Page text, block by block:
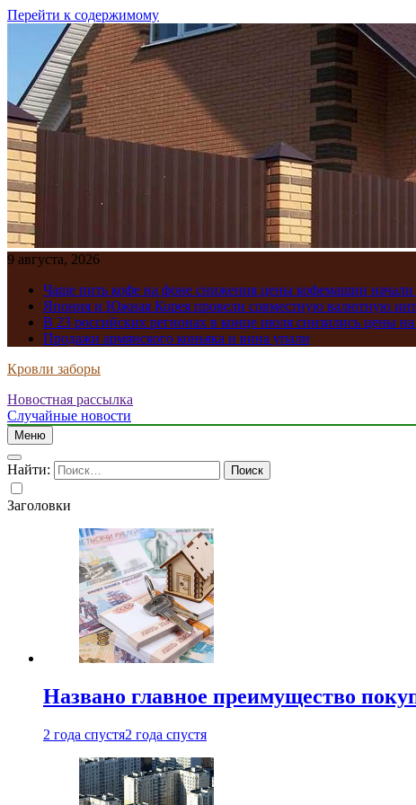
Перейти к содержимому
9 августа, 2026
Чаще пить кофе на фоне снижения цены кофемашин начали
Япония и Южная Корея провели совместную валютную
В 23 российских регионах в конце июля снизились цены на
Продажи армянского коньяка и вина упали
Кровли заборы
Новостная рассылка
Случайные новости
Меню
Найти:
Заголовки
Названо главное преимущество
2 года спустя2 года спустя